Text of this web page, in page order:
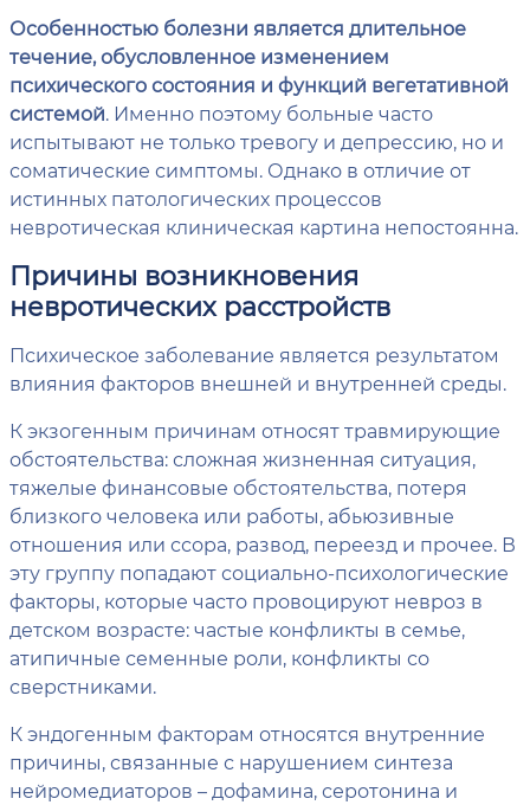
Особенностью болезни является длительное
течение, обусловленное изменением
психического состояния и функций вегетативной
системой. Именно поэтому больные часто
испытывают не только тревогу и депрессию, но и
соматические симптомы. Однако в отличие от
истинных патологических процессов
невротическая клиническая картина непостоянна.
Причины возникновения
невротических расстройств
Психическое заболевание является результатом
влияния факторов внешней и внутренней среды.
К экзогенным причинам относят травмирующие
обстоятельства: сложная жизненная ситуация,
тяжелые финансовые обстоятельства, потеря
близкого человека или работы, абьюзивные
отношения или ссора, развод, переезд и прочее. В
эту группу попадают социально-психологические
факторы, которые часто провоцируют невроз в
детском возрасте: частые конфликты в семье,
атипичные семенные роли, конфликты со
сверстниками.
К эндогенным факторам относятся внутренние
причины, связанные с нарушением синтеза
нейромедиаторов – дофамина, серотонина и